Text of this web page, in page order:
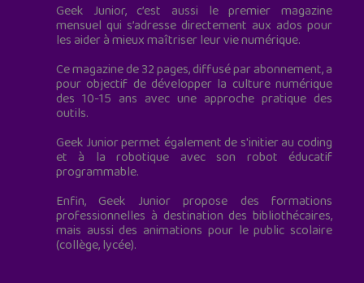
Geek Junior, c’est aussi le premier magazine
mensuel qui s’adresse directement aux ados pour
les aider à mieux maîtriser leur vie numérique.
Ce magazine de 32 pages, diffusé par abonnement, a
pour objectif de développer la culture numérique
des 10-15 ans avec une approche pratique des
outils.
Geek Junior permet également de s'initier au coding
et à la robotique avec son robot éducatif
programmable.
Enfin, Geek Junior propose des formations
professionnelles à destination des bibliothécaires,
mais aussi des animations pour le public scolaire
(collège, lycée).